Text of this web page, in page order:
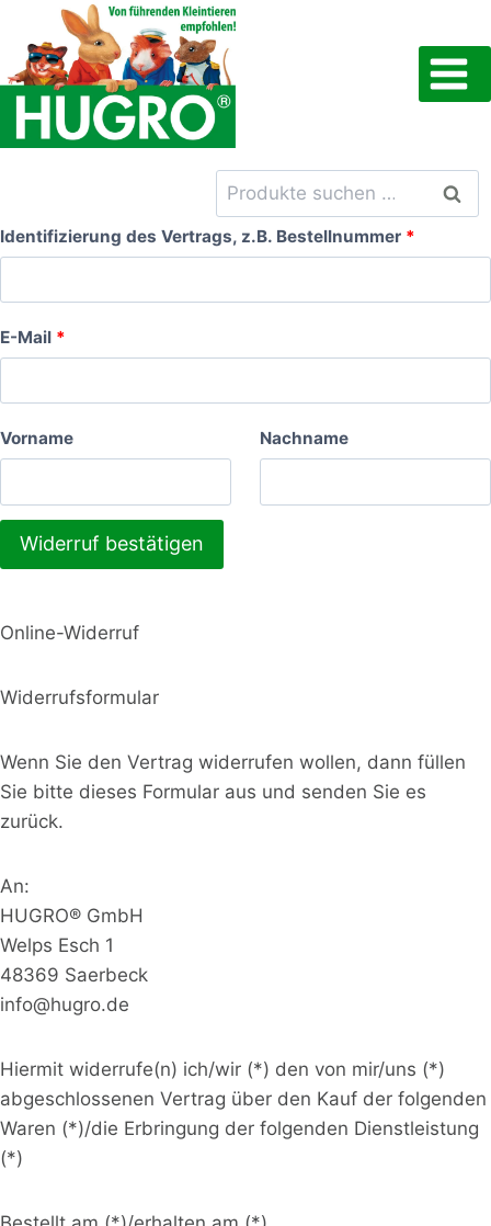
Inhalt
springen
Suchen
nach:
Identifizierung des Vertrags, z.B. Bestellnummer *
E-Mail *
E
M
l
i
e
d
r
h
e
n
)
Vorname Nachname
Widerruf bestätigen
Online-Widerruf
Widerrufsformular
Wenn Sie den Vertrag widerrufen wollen, dann füllen
Sie bitte dieses Formular aus und senden Sie es
zurück.
An:
HUGRO® GmbH
Welps Esch 1
48369 Saerbeck
info@hugro.de
Hiermit widerrufe(n) ich/wir (*) den von mir/uns (*)
abgeschlossenen Vertrag über den Kauf der folgenden
Waren (*)/die Erbringung der folgenden Dienstleistung
(*)